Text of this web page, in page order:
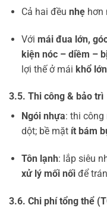
Cả hai đều nhẹhơn
Với mái đua lớn,
kiện nóc – diềm –
lợi thế ở mái khổ
3.5. Thi công & bảo trì
Ngói nhựa: thi công
dột; bề mặt ít bám
Tôn lạnh: lắp siêu
xử lý mối nốiđể
3.6. Chi phí tổng thể